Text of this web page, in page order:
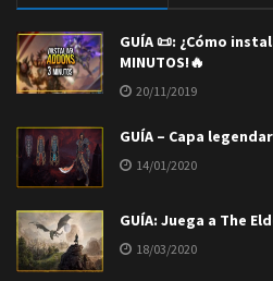
GUÍA 📜: ¿Cómo
MINUTOS!🔥
20/11/2019
GUÍA – Capa
14/01/2020
GUÍA: Juega a The
18/03/2020